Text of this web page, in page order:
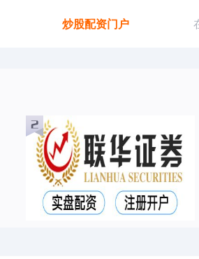
炒股配资门户